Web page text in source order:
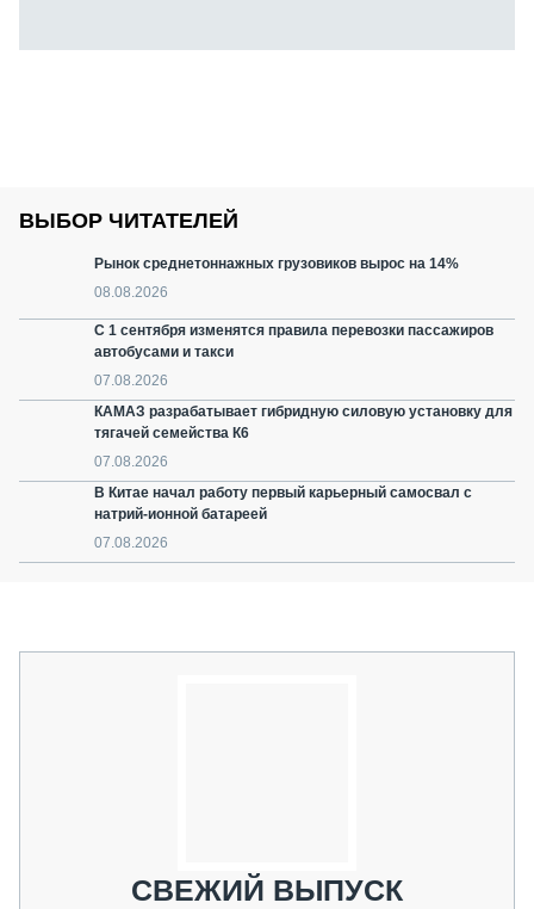
ВЫБОР ЧИТАТЕЛЕЙ
Рынок среднетоннажных грузовиков вырос на 14%
08.08.2026
С 1 сентября изменятся правила перевозки пассажиров
автобусами и такси
07.08.2026
КАМАЗ разрабатывает гибридную силовую установку для
тягачей семейства К6
07.08.2026
В Китае начал работу первый карьерный самосвал с
натрий-ионной батареей
07.08.2026
СВЕЖИЙ ВЫПУСК